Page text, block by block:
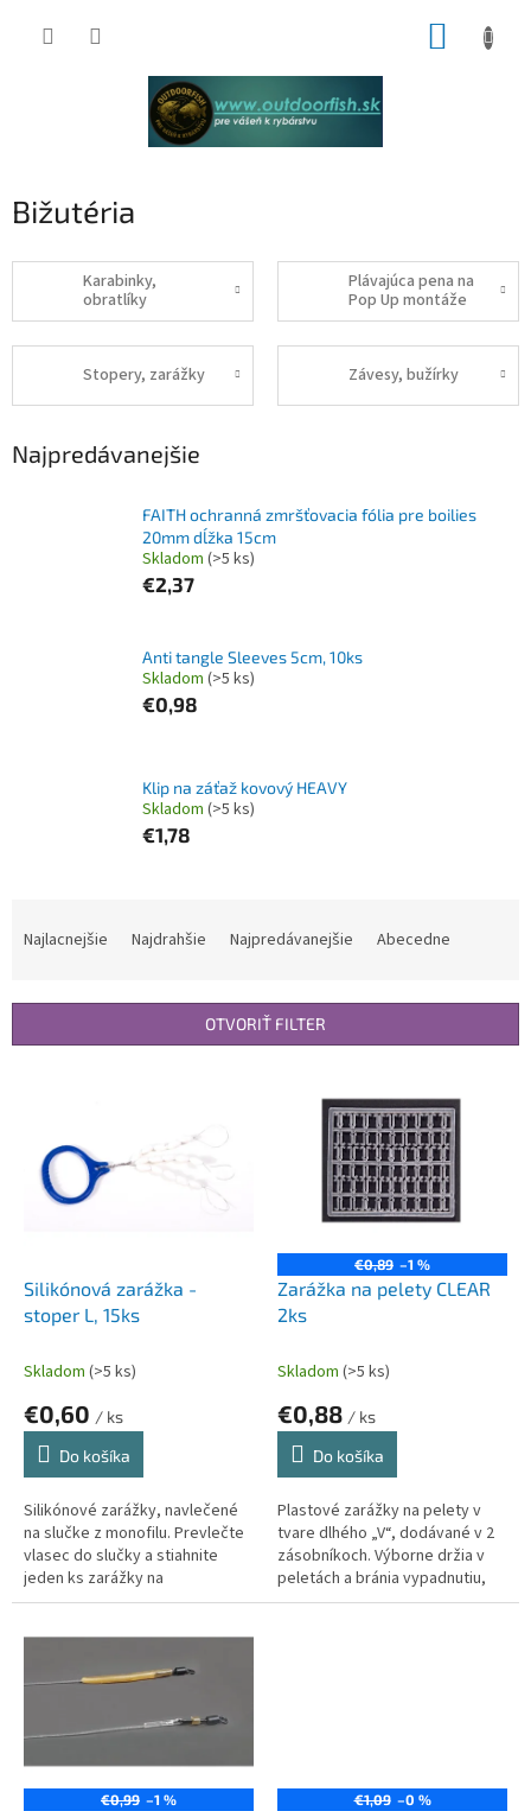
Bižutéria
Karabinky,
obratlíky
Plávajúca pena na
Pop Up montáže
Stopery, zarážky Závesy, bužírky
Najpredávanejšie
FAITH ochranná zmršťovacia fólia pre boilies
20mm dĺžka 15cm
Skladom (>5 ks)
€2,37
Anti tangle Sleeves 5cm, 10ks
Skladom (>5 ks)
€0,98
Klip na záťaž kovový HEAVY
Skladom (>5 ks)
€1,78
i
Najlacnejšie Najdrahšie Najpredávanejšie Abecedne
OTVORIŤ FILTER
Silikónová zarážka -
stoper L, 15ks
Skladom (>5 ks)
€0,60 / ks
Do košíka
Silikónové zarážky, navlečené
na slučke z monofilu. Prevlečte
vlasec do slučky a stiahnite
jeden ks zarážky na
vymedzenie vzdialenosti
€0,89 –1 %
Zarážka na pelety CLEAR
2ks
Skladom (>5 ks)
€0,88 / ks
Do košíka
Plastové zarážky na pelety v
tvare dlhého „V“, dodávané v 2
zásobníkoch. Výborne držia v
peletách a bránia vypadnutiu,
alebo prevlečeniu cez peletu.
€0,99 –1 % €1,09 –0 %